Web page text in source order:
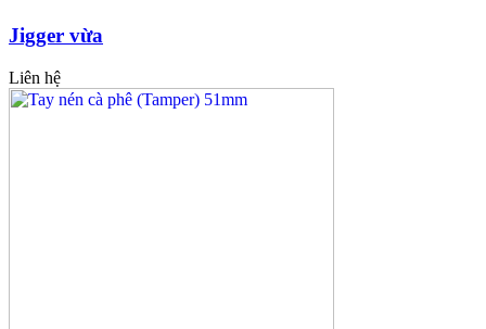
Jigger vừa
Liên hệ